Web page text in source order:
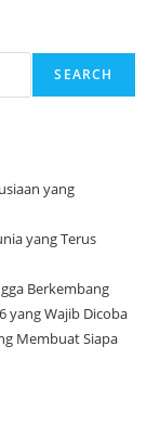
SEARCH
yang
yang Terus
Berkembang
yang Wajib Dicoba
Membuat Siapa